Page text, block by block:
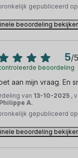
gepubliceerd
beoordeling
5/5
beoordeling
aan mijn vraag. En
van 13-10-2025 ,
Philippe A.
gepubliceerd
beoordeling